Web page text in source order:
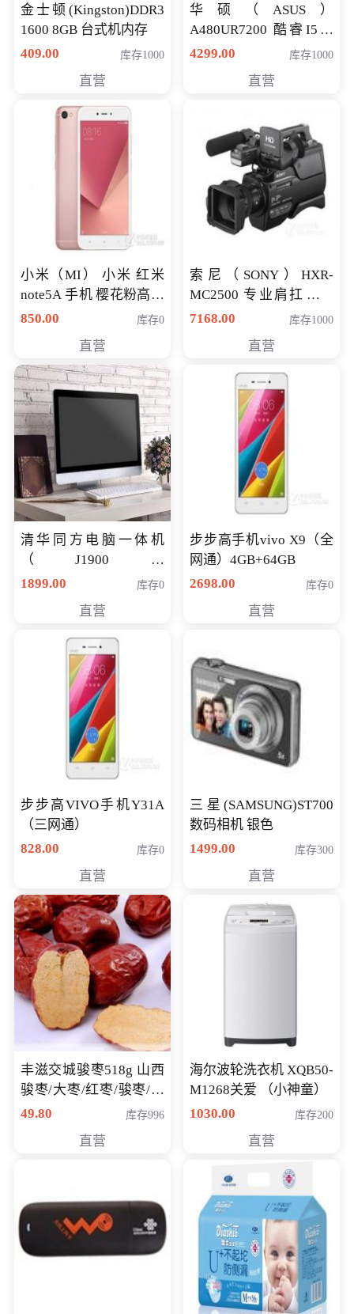
金士顿(Kingston)DDR3
1600 8GB 台式机内存
409.00
库存1000
直营
华硕（ASUS）
A480UR7200 酷睿I5超
薄学生办公游戏独显笔
NV930-2G独
4299.00 库存1000
直营
小米（MI） 小米 红米
note5A 手机 樱花粉高配
版 全网通(3G+32G)
850.00 库存0
直营
索尼（SONY）HXR-
MC2500 专业肩扛式存
储卡全高清摄录一体机
清入门级摄像机
7168.00 库存1000
直营
清华同方电脑一体机
（J1900四
核/4G/120G0.8CM厚度
1899.00 库存0
直营
步步高手机vivo X9（全
网通）4GB+64GB
2698.00
库存0
直营
步步高VIVO手机Y31A
（三网通）
828.00
库存0
直营
三星(SAMSUNG)ST700
数码相机 银色
1499.00
库存300
直营
丰滋交城骏枣518g 山西
骏枣/大枣/红枣/骏枣/热
销千件/
49.80 库存996
直营
海尔波轮洗衣机 XQB50-
M1268关爱 （小神童）
1030.00
库存200
直营